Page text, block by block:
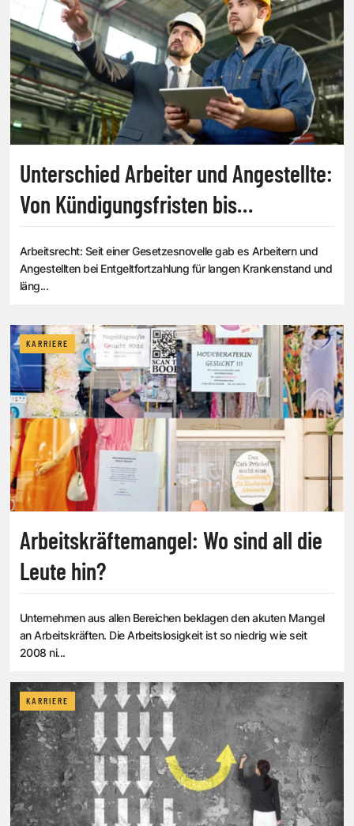
Unterschied Arbeiter und Angestellte:
Von Kündigungsfristen bis
Arbeitsrecht: Seit einer Gesetzesnovelle gab es Arbeitern und
Angestellten bei Entgeltfortzahlung für langen Krankenstand und
läng...
KARRIERE
Arbeitskräftemangel: Wo sind all die
Leute hin?
Unternehmen aus allen Bereichen beklagen den akuten Mangel
an Arbeitskräften. Die Arbeitslosigkeit ist so niedrig wie seit
2008 ni...
KARRIERE